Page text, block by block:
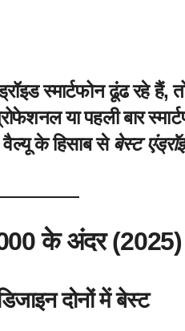
स्मार्टफोन ढूंढ रहे
या पहली बार
वैल्यू के हिसाब सेबेस्ट
के अंदर (2025)
दोनों में बेस्ट